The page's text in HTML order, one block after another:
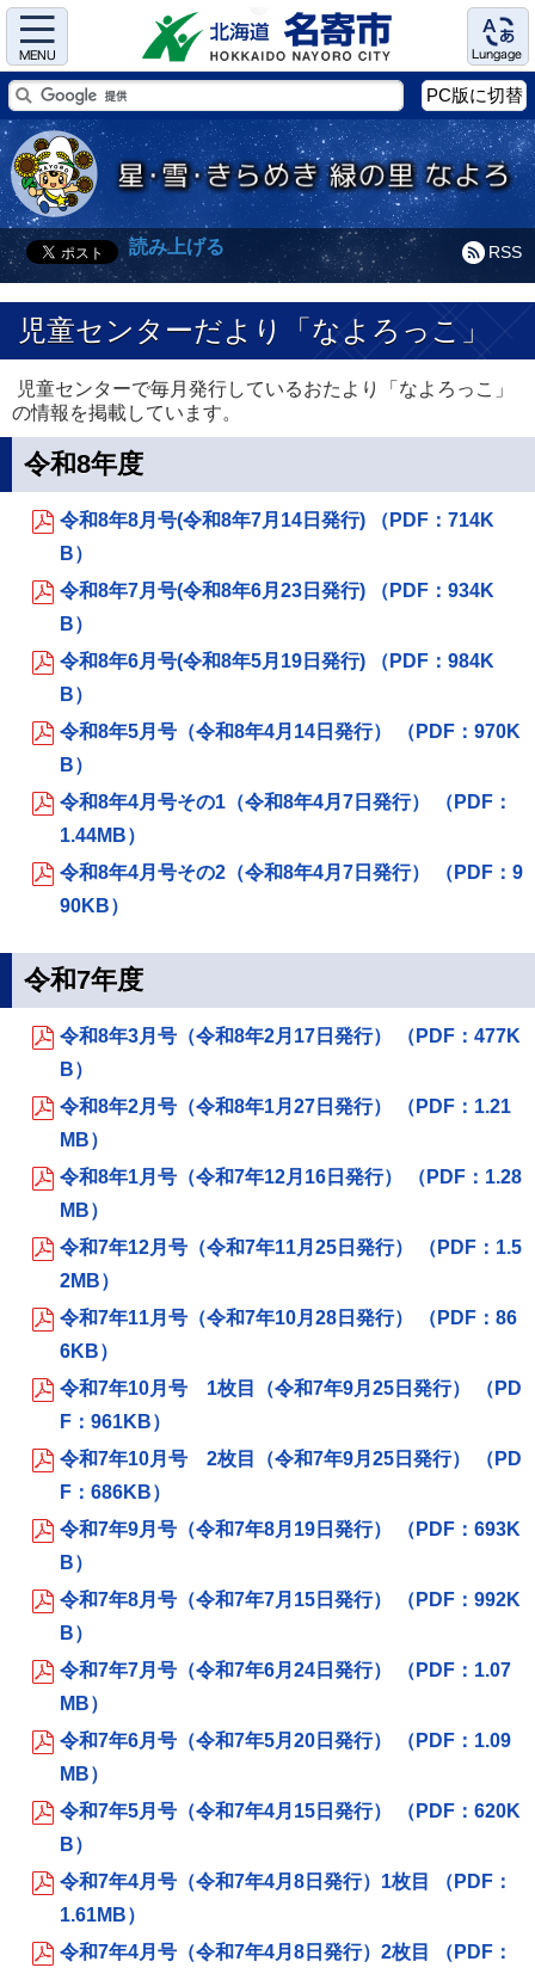
Menu Language
PC版に切替
RSS
読み上げる
児童センターだより「なよろっこ」
児童センターで毎月発行しているおたより「なよろっこ」
の情報を掲載しています。
令和8年度
令和8年8月号(令和8年7月14日発行) （PDF：714K
B）
令和8年7月号(令和8年6月23日発行) （PDF：934K
B）
令和8年6月号(令和8年5月19日発行) （PDF：984K
B）
令和8年5月号（令和8年4月14日発行） （PDF：970K
B）
令和8年4月号その1（令和8年4月7日発行） （PDF：
1.44MB）
令和8年4月号その2（令和8年4月7日発行） （PDF：9
90KB）
令和7年度
令和8年3月号（令和8年2月17日発行） （PDF：477K
B）
令和8年2月号（令和8年1月27日発行） （PDF：1.21
MB）
令和8年1月号（令和7年12月16日発行） （PDF：1.28
MB）
令和7年12月号（令和7年11月25日発行） （PDF：1.5
2MB）
令和7年11月号（令和7年10月28日発行） （PDF：86
6KB）
令和7年10月号 1枚目（令和7年9月25日発行） （PD
F：961KB）
令和7年10月号 2枚目（令和7年9月25日発行） （PD
F：686KB）
令和7年9月号（令和7年8月19日発行） （PDF：693K
B）
令和7年8月号（令和7年7月15日発行） （PDF：992K
B）
令和7年7月号（令和7年6月24日発行） （PDF：1.07
MB）
令和7年6月号（令和7年5月20日発行） （PDF：1.09
MB）
令和7年5月号（令和7年4月15日発行） （PDF：620K
B）
令和7年4月号（令和7年4月8日発行）1枚目 （PDF：
1.61MB）
令和7年4月号（令和7年4月8日発行）2枚目 （PDF：